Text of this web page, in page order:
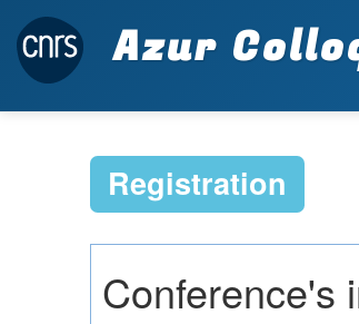
Azur
Registration
Conference's